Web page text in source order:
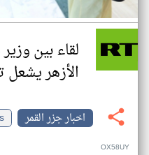
لقاء بين
الأزهر يشعل
اخبار جزر القمر
OX58UY